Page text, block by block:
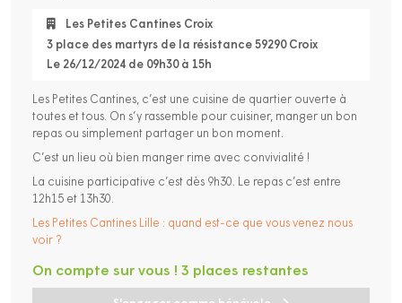
Les Petites Cantines Croix
3 place des martyrs de la résistance 59290 Croix
Le 26/12/2024 de 09h30 à 15h
Les Petites Cantines, c’est une cuisine de quartier ouverte à
toutes et tous. On s’y rassemble pour cuisiner, manger un bon
repas ou simplement partager un bon moment.
C’est un lieu où bien manger rime avec convivialité !
La cuisine participative c’est dès 9h30. Le repas c’est entre
12h15 et 13h30.
Les Petites Cantines Lille : quand est-ce que vous venez nous
voir ?
On compte sur vous ! 3 places restantes